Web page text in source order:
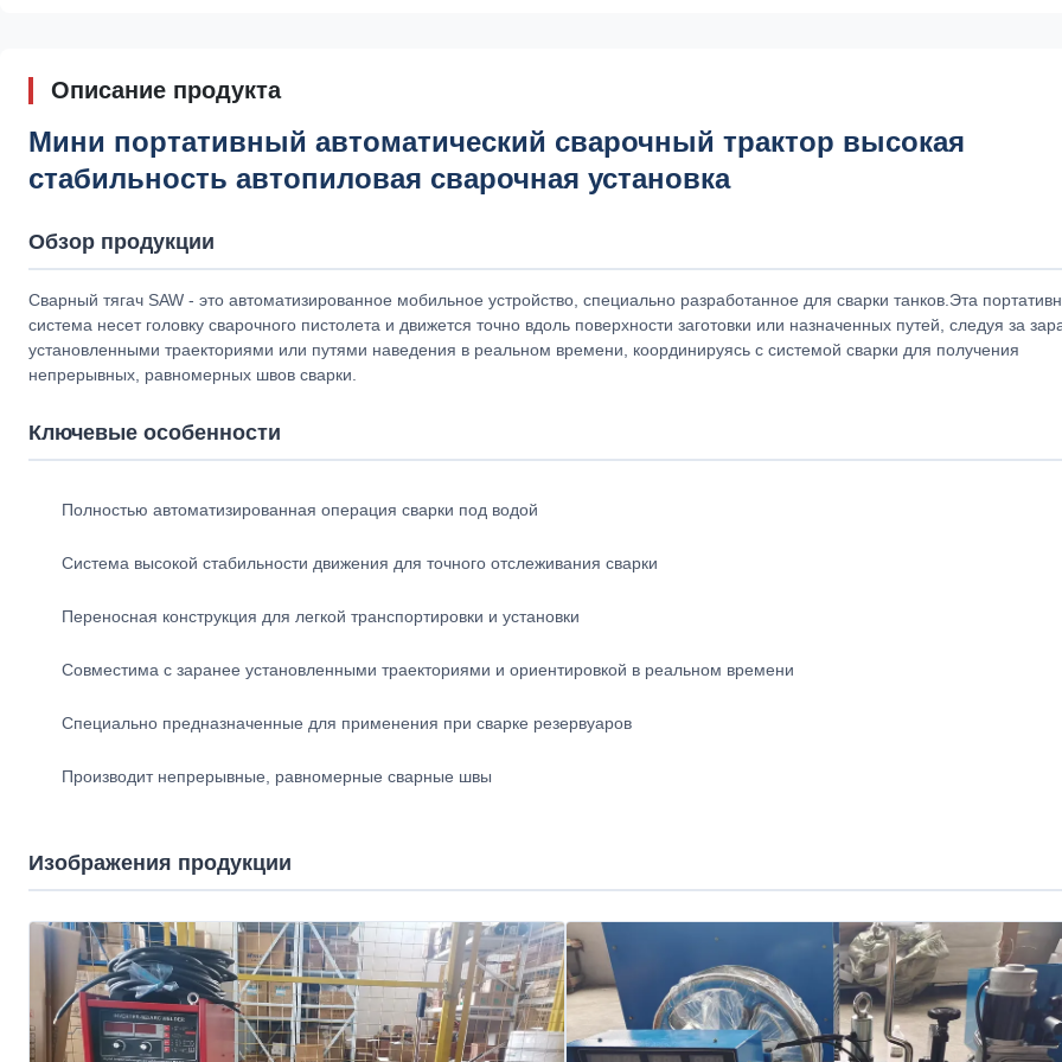
Описание продукта
Мини портативный автоматический сварочный трактор высокая
стабильность автопиловая сварочная установка
Обзор продукции
Сварный тягач SAW - это автоматизированное мобильное устройство, специально разработанное для сварки танков.Эта
система несет головку сварочного пистолета и движется точно вдоль поверхности заготовки или назначенных путей, следуя за
установленными траекториями или путями наведения в реальном времени, координируясь с системой сварки для получения
непрерывных, равномерных швов сварки.
Ключевые особенности
Полностью автоматизированная операция сварки под водой
Система высокой стабильности движения для точного отслеживания сварки
Переносная конструкция для легкой транспортировки и установки
Совместима с заранее установленными траекториями и ориентировкой в реальном времени
Специально предназначенные для применения при сварке резервуаров
Производит непрерывные, равномерные сварные швы
Изображения продукции